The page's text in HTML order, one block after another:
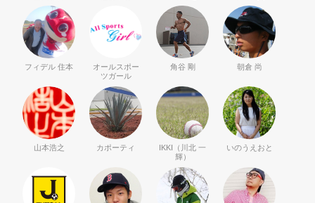
フィデル 住本
オールスポー
ツガール
角谷 剛 朝倉 尚
山本浩之 カポーティ
IKKI（川北 一
輝）
いのうえおと